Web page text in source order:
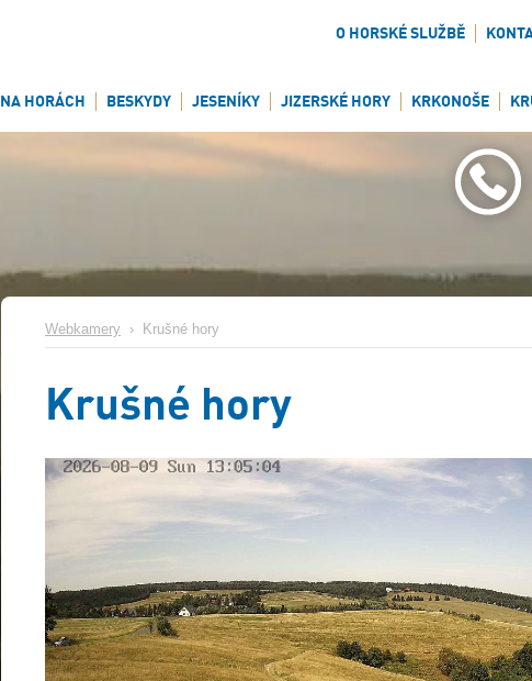
O HORSKÉ SLUŽBĚ
NA HORÁCH BESKYDY JESENÍKY JIZERSKÉ HORY KRKONOŠE
Webkamery › Krušné hory
Krušné hory